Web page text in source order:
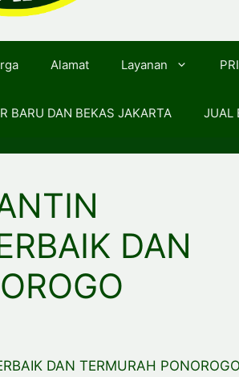
Alamat Layanan
BARU DAN BEKAS JAKARTA JUAL
DAN
DAN TERMURAH